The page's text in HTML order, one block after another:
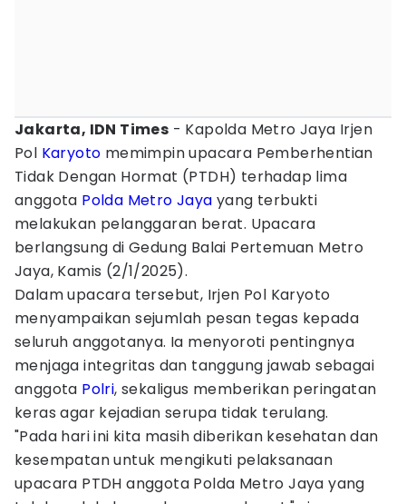
Jakarta, IDN Times - Kapolda Metro Jaya Irjen
Pol Karyoto memimpin upacara Pemberhentian
Tidak Dengan Hormat (PTDH) terhadap lima
anggota Polda Metro Jaya yang terbukti
melakukan pelanggaran berat. Upacara
berlangsung di Gedung Balai Pertemuan Metro
Jaya, Kamis (2/1/2025).
Dalam upacara tersebut, Irjen Pol Karyoto
menyampaikan sejumlah pesan tegas kepada
seluruh anggotanya. Ia menyoroti pentingnya
menjaga integritas dan tanggung jawab sebagai
anggota Polri, sekaligus memberikan peringatan
keras agar kejadian serupa tidak terulang.
"Pada hari ini kita masih diberikan kesehatan dan
kesempatan untuk mengikuti pelaksanaan
upacara PTDH anggota Polda Metro Jaya yang